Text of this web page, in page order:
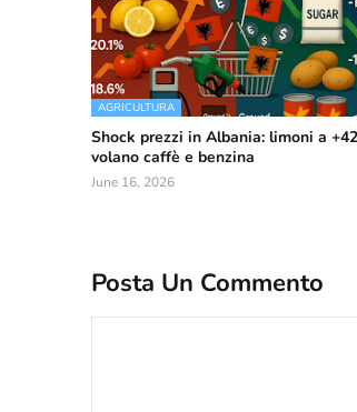
AGRICULTURA
Shock prezzi in Albania: limoni a
volano caffè e benzina
June 16, 2026
Posta Un Commento